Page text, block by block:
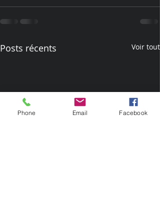
Posts récents Voir tout
Phone Email Facebook